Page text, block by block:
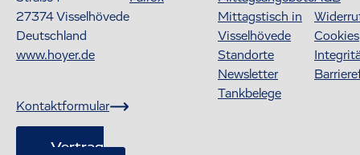
27374Visselhövede
Deutschland
www.hoyer.de
Kontaktformular
Vertrag
Mittagstisch in
Visselhövede
Standorte
Newsletter
Tankbelege
Cookies